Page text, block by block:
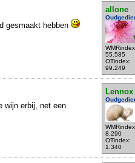
allone
55.585
OTindex:
99.249
gesmaakt hebben
Lennox
8.290
OTindex:
1.340
wijn erbij, net een